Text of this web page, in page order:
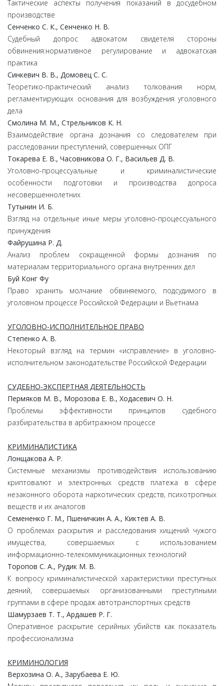
Тактические аспекты получения показаний в досудебном
производстве
Сенченко С. К., Сенченко Н. В.
Судебный допрос адвокатом свидетеля стороны
обвинения:нормативное регулирование и адвокатская
практика
Синкевич В. В., Домовец С. С.
Теоретико-практический анализ толкования норм,
регламентирующих основания для возбуждения уголовного
дела
Смолина М. М., Cтрельников К. Н.
Взаимодействие органа дознания со следователем при
расследовании преступлений, совершенных ОПГ
Токарева Е. В., Часовникова О. Г., Васильев Д. В.
Уголовно-процессуальные и криминалистические
особенности подготовки и производства допроса
несовершеннолетних
Тутынин И. Б.
Взгляд на отдельные иные меры уголовно-процессуального
принуждения
Файрушина Р. Д.
Анализ проблем сокращенной формы дознания по
материалам территориального органа внутренних дел
Буй Конг Фу
Право хранить молчание обвиняемого, подсудимого в
уголовном процессе Российской Федерации и Вьетнама
УГОЛОВНО-ИСПОЛНИТЕЛЬНОЕ ПРАВО
Степенко А. В.
Некоторый взгляд на термин «исправление» в уголовно-
исполнительном законодательстве Российской Федерации
СУДЕБНО-ЭКСПЕРТНАЯ ДЕЯТЕЛЬНОСТЬ
Пермяков М. В., Морозова Е. В., Ходасевич О. Н.
Проблемы эффективности принципов судебного
разбирательства в арбитражном процессе
КРИМИНАЛИСТИКА
Лонщакова А. Р.
Системные механизмы противодействия использованию
криптовалют и электронных средств платежа в сфере
незаконного оборота наркотических средств, психотропных
веществ и их аналогов
Семененко Г. М., Пшеничкин А. А., Киктев А. В.
О проблемах раскрытия и расследования хищений чужого
имущества, совершаемых с использованием
информационно-телекоммуникационных технологий
Торопов С. А., Рудик М. В.
К вопросу криминалистической характеристики преступных
деяний, совершаемых организованными преступными
группами в сфере продаж автотранспортных средств
Шамурзаев Т. Т., Ардашев Р. Г.
Оперативное раскрытие серийных убийств как показатель
профессионализма
КРИМИНОЛОГИЯ
Верхозина О. А., Зарубаева Е. Ю.